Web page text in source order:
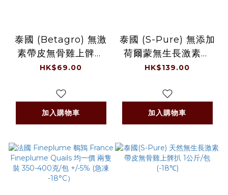
泰國 (Betagro) 無激
素帶皮無骨雞上髀扒
600克 / 包 (-18℃)
HK$69.00
加入購物車
泰國 (S-Pure) 無添加
荷爾蒙無生長激素全
雞, 均一價1.7-2公斤/
HK$139.00
加入購物車